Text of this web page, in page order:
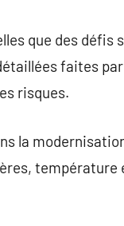
que des défis
faites
risques.
la